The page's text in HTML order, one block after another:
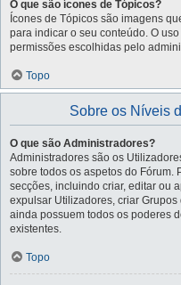
O que são ícones de Tópicos?
Ícones de Tópicos são imagens
para indicar o seu conteúdo. O
permissões escolhidas pelo
Topo
Sobre os Níveis
O que são Administradores?
Administradores são os
sobre todos os aspetos do Fórum.
secções, incluindo criar, editar ou
expulsar Utilizadores, criar
ainda possuem todos os poderes
existentes.
Topo